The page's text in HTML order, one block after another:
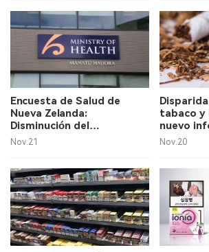
Encuesta de Salud de
Nueva Zelanda:
Disminución del
tabaquismo, aumento del
Nov.21
tabaco y
nuevo
Nov.20